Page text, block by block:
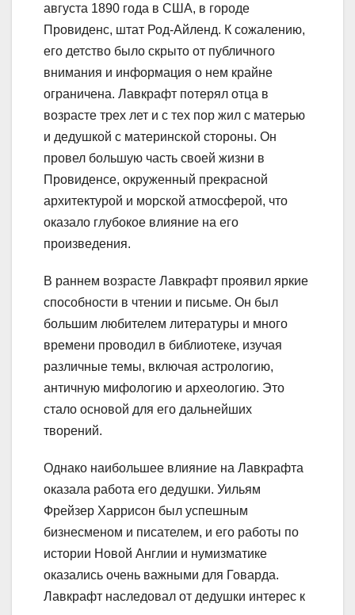
августа 1890 года в США, в городе
Провиденс, штат Род-Айленд. К сожалению,
его детство было скрыто от публичного
внимания и информация о нем крайне
ограничена. Лавкрафт потерял отца в
возрасте трех лет и с тех пор жил с матерью
и дедушкой с материнской стороны. Он
провел большую часть своей жизни в
Провиденсе, окруженный прекрасной
архитектурой и морской атмосферой, что
оказало глубокое влияние на его
произведения.
В раннем возрасте Лавкрафт проявил яркие
способности в чтении и письме. Он был
большим любителем литературы и много
времени проводил в библиотеке, изучая
различные темы, включая астрологию,
античную мифологию и археологию. Это
стало основой для его дальнейших
творений.
Однако наибольшее влияние на Лавкрафта
оказала работа его дедушки. Уильям
Фрейзер Харрисон был успешным
бизнесменом и писателем, и его работы по
истории Новой Англии и нумизматике
оказались очень важными для Говарда.
Лавкрафт наследовал от дедушки интерес к